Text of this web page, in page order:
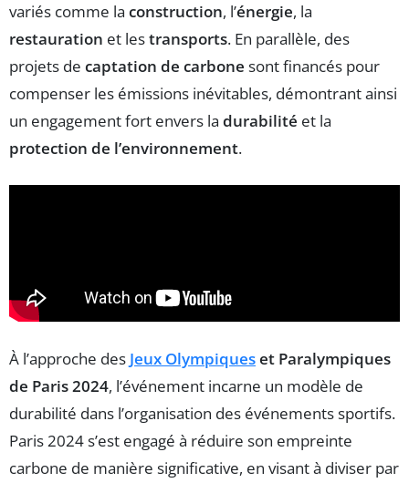
variés comme la construction, l’énergie, la
restauration et lestransports. En parallèle, des
projets de captation de carbone sont financés pour
compenser les émissions inévitables, démontrant ainsi
un engagement fort envers la durabilité et la
protection de l’environnement.
À l’approche des Jeux Olympiqueset Paralympiques
de Paris 2024, l’événement incarne un modèle de
durabilité dans l’organisation des événements sportifs.
Paris 2024 s’est engagé à réduire son empreinte
carbone de manière significative, en visant à diviser par